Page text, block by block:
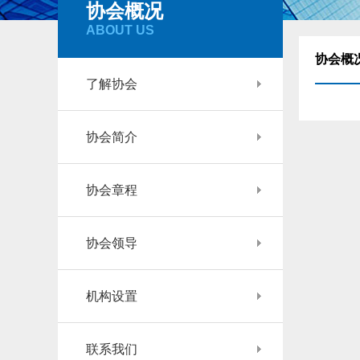
协会概况
ABOUT US
了解协会
协会简介
协会章程
协会领导
机构设置
联系我们
协会概